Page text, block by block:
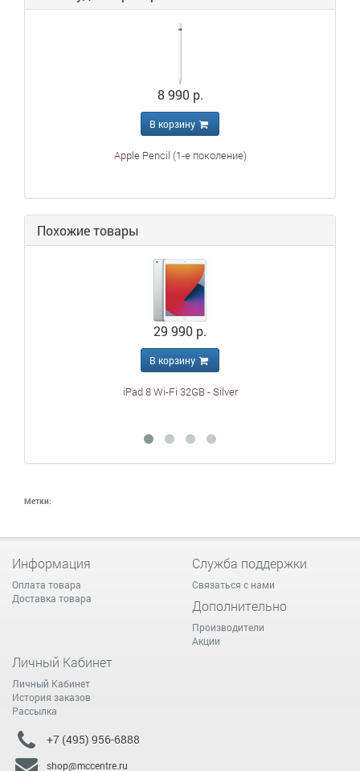
8 990 р.
В корзину
Apple Pencil (1-е поколение)
Похожие товары
29 990 р.
В корзину
iPad 8 Wi-Fi 32GB - Silver
Метки:
Информация
Оплата товара
Доставка товара
Служба поддержки
Связаться с нами
Дополнительно
Производители
Акции
Личный Кабинет
Личный Кабинет
История заказов
Рассылка
+7 (495) 956-6888
shop@mccentre.ru